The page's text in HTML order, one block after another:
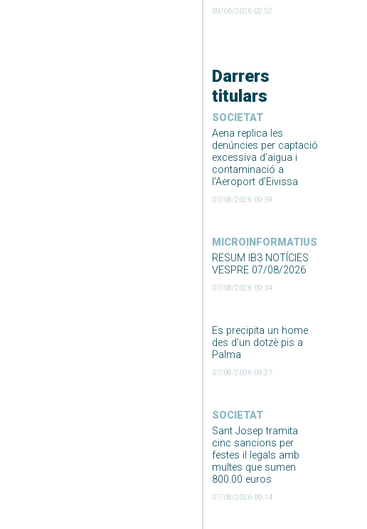
09/06/2026 02:52
Darrers
titulars
SOCIETAT
Aena replica les
denúncies per captació
excessiva d’aigua i
contaminació a
l’Aeroport d’Eivissa
07/08/2026 09:59
MICROINFORMATIUS
RESUM IB3 NOTÍCIES
VESPRE 07/08/2026
07/08/2026 09:34
Es precipita un home
des d’un dotzè pis a
Palma
07/08/2026 09:27
SOCIETAT
Sant Josep tramita
cinc sancions per
festes il·legals amb
multes que sumen
800.00 euros
07/08/2026 09:14